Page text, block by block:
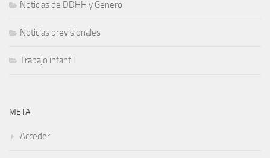
Noticias de DDHH y Genero
Noticias previsionales
Trabajo infantil
META
Acceder